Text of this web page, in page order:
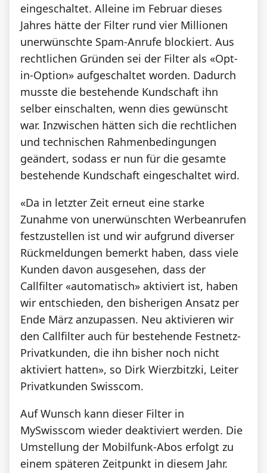
eingeschaltet. Alleine im Februar dieses
Jahres hätte der Filter rund vier Millionen
unerwünschte Spam-Anrufe blockiert. Aus
rechtlichen Gründen sei der Filter als «Opt-
in-Option» aufgeschaltet worden. Dadurch
musste die bestehende Kundschaft ihn
selber einschalten, wenn dies gewünscht
war. Inzwischen hätten sich die rechtlichen
und technischen Rahmenbedingungen
geändert, sodass er nun für die gesamte
bestehende Kundschaft eingeschaltet wird.
«Da in letzter Zeit erneut eine starke
Zunahme von unerwünschten Werbeanrufen
festzustellen ist und wir aufgrund diverser
Rückmeldungen bemerkt haben, dass viele
Kunden davon ausgesehen, dass der
Callfilter «automatisch» aktiviert ist, haben
wir entschieden, den bisherigen Ansatz per
Ende März anzupassen. Neu aktivieren wir
den Callfilter auch für bestehende Festnetz-
Privatkunden, die ihn bisher noch nicht
aktiviert hatten», so Dirk Wierzbitzki, Leiter
Privatkunden Swisscom.
Auf Wunsch kann dieser Filter in
MySwisscom wieder deaktiviert werden. Die
Umstellung der Mobilfunk-Abos erfolgt zu
einem späteren Zeitpunkt in diesem Jahr.